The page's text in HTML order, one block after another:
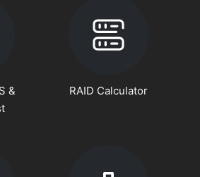
&
RAID Calculator